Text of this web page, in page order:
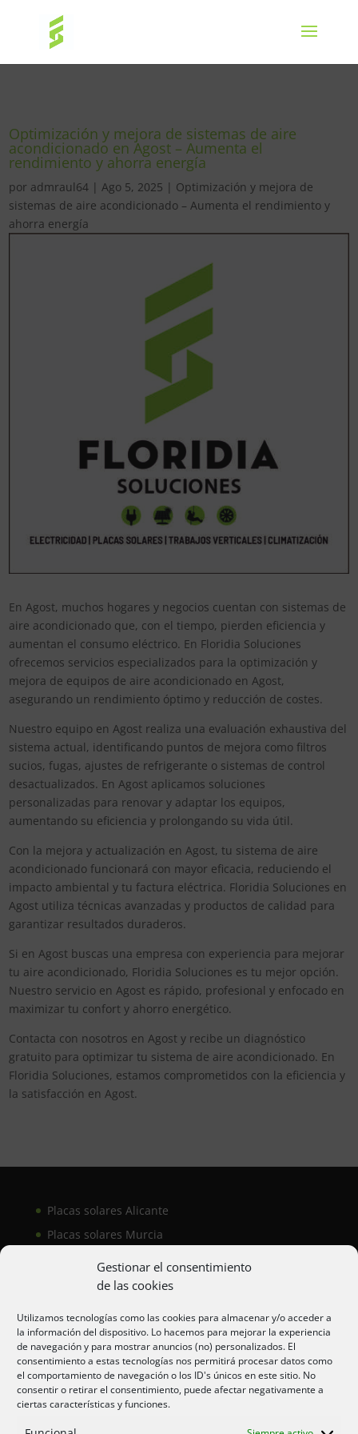
Gestionar el consentimiento
de las cookies
Utilizamos tecnologías como las cookies para almacenar y/o acceder a
la información del dispositivo. Lo hacemos para mejorar la experiencia
de navegación y para mostrar anuncios (no) personalizados. El
consentimiento a estas tecnologías nos permitirá procesar datos como
el comportamiento de navegación o los ID's únicos en este sitio. No
consentir o retirar el consentimiento, puede afectar negativamente a
ciertas características y funciones.
Optimización y mejora de sistemas de aire
acondicionado en Agost – Aumenta el
rendimiento y ahorra energía
por admraul64 |Ago 5, 2025 | Optimización y mejora de
sistemas de aire acondicionado – Aumenta el rendimiento y
ahorra energía
En Agost, muchos hogares y negocios cuentan con sistemas de
aire acondicionado que, con el tiempo, pierden eficiencia y
aumentan el consumo eléctrico. En Floridia Soluciones
ofrecemos servicios especializados para la optimización y
mejora de equipos de aire acondicionado en Agost,
asegurando un rendimiento óptimo y reducción de costes.
Nuestro equipo en Agost realiza una evaluación exhaustiva del
sistema actual, identificando puntos de mejora como filtros
sucios, fugas, ajustes de refrigerante o sistemas de control
desactualizados. En Agost aplicamos soluciones
personalizadas para renovar y adaptar los equipos,
aumentando su eficiencia y prolongando su vida útil.
Con la mejora y actualización en Agost, tu sistema de aire
acondicionado funcionará con mayor eficacia, reduciendo el
impacto ambiental y tu factura eléctrica. Floridia Soluciones en
Agost utiliza técnicas avanzadas y productos de calidad para
garantizar resultados duraderos.
Si en Agost buscas una empresa con experiencia para mejorar
tu aire acondicionado, Floridia Soluciones es tu mejor opción.
Nuestro servicio en Agost es rápido, profesional y enfocado en
maximizar tu confort y ahorro energético.
Contacta con nosotros en Agost y recibe un diagnóstico
gratuito para optimizar tu sistema de aire acondicionado. En
Floridia Soluciones, estamos comprometidos con la eficiencia y
la satisfacción en Agost.
Placas solares Alicante
Placas solares Murcia
Aire acondicionado Alicante
Aire acondicionador Murcia
Aire acondicionado San Juan